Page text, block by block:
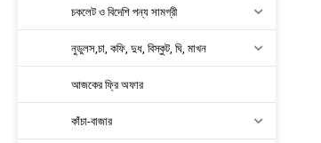
চকলেট ও বিদেশি পন্য সামগ্রী
নুডুলস,চা, কফি, দুধ, বিস্কুট, ঘি, মাখন
আজকের ফ্রি অফার
কাঁচা-বাজার